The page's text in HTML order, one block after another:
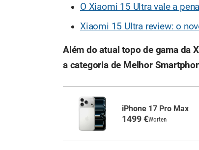
O Xiaomi 15 Ultra vale a
Xiaomi 15 Ultra review: o
Além do atual topo de gama da
a categoria de Melhor
iPhone 17 Pro Max
1499 €Worten